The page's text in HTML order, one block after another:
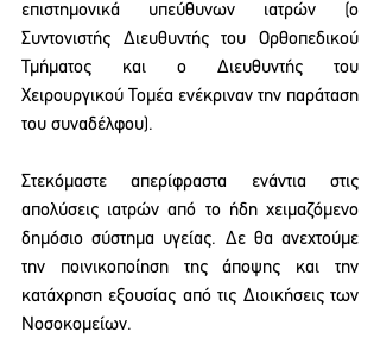
επιστημονικά υπεύθυνων ιατρών (ο
Συντονιστής Διευθυντής του Ορθοπεδικού
Τμήματος και ο Διευθυντής του
Χειρουργικού Τομέα ενέκριναν την παράταση
του συναδέλφου).
Στεκόμαστε απερίφραστα ενάντια στις
απολύσεις ιατρών από το ήδη χειμαζόμενο
δημόσιο σύστημα υγείας. Δε θα ανεχτούμε
την ποινικοποίηση της άποψης και την
κατάχρηση εξουσίας από τις Διοικήσεις των
Νοσοκομείων.